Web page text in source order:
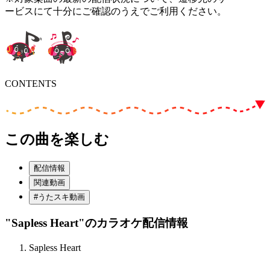
ービスにて十分にご確認のうえでご利用ください。
CONTENTS
この曲を楽しむ
配信情報
関連動画
#うたスキ動画
"Sapless Heart"のカラオケ配信情報
Sapless Heart